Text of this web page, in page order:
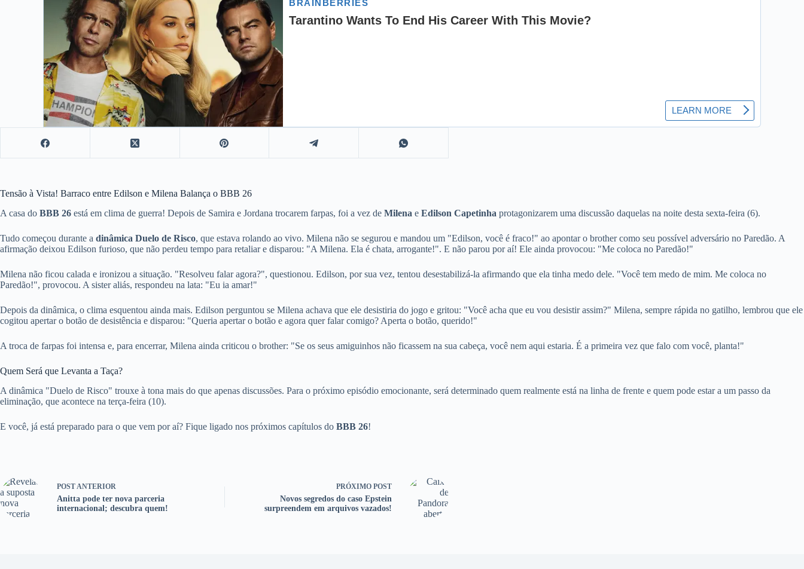
Tensão à Vista! Barraco entre Edilson e Milena Balança o BBB 26
A casa do BBB 26 está em clima de guerra! Depois de Samira e Jordana trocarem farpas, foi a vez de Milena e Edilson Capetinha protagonizarem uma discussão daquelas na noite desta sexta-feira (6).
Tudo começou durante a dinâmica Duelo de Risco, que estava rolando ao vivo. Milena não se segurou e mandou um "Edilson, você é fraco!" ao apontar o brother como seu possível adversário no Paredão. A
afirmação deixou Edilson furioso, que não perdeu tempo para retaliar e disparou: "A Milena. Ela é chata, arrogante!". E não parou por aí! Ele ainda provocou: "Me coloca no Paredão!"
Milena não ficou calada e ironizou a situação. "Resolveu falar agora?", questionou. Edilson, por sua vez, tentou desestabilizá-la afirmando que ela tinha medo dele. "Você tem medo de mim. Me coloca no
Paredão!", provocou. A sister aliás, respondeu na lata: "Eu ia amar!"
Depois da dinâmica, o clima esquentou ainda mais. Edilson perguntou se Milena achava que ele desistiria do jogo e gritou: "Você acha que eu vou desistir assim?" Milena, sempre rápida no gatilho, lembrou que ele
cogitou apertar o botão de desistência e disparou: "Queria apertar o botão e agora quer falar comigo? Aperta o botão, querido!"
A troca de farpas foi intensa e, para encerrar, Milena ainda criticou o brother: "Se os seus amiguinhos não ficassem na sua cabeça, você nem aqui estaria. É a primeira vez que falo com você, planta!"
Quem Será que Levanta a Taça?
A dinâmica "Duelo de Risco" trouxe à tona mais do que apenas discussões. Para o próximo episódio emocionante, será determinado quem realmente está na linha de frente e quem pode estar a um passo da
eliminação, que acontece na terça-feira (10).
E você, já está preparado para o que vem por aí? Fique ligado nos próximos capítulos do BBB 26!
POSTANTERIOR
Anitta pode ter nova parceria
internacional; descubra quem!
PRÓXIMO POST
Novos segredos do caso Epstein
surpreendem em arquivos vazados!